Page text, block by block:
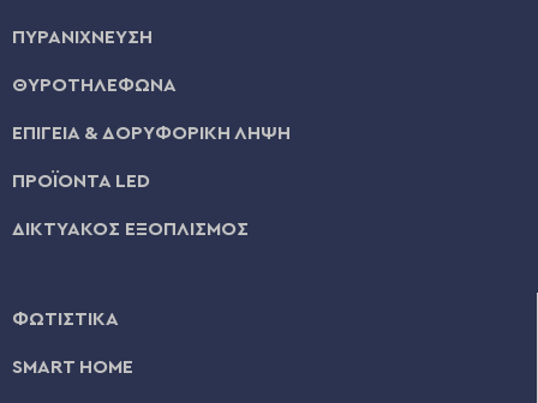
ΠΥΡΑΝΙΧΝΕΥΣΗ
ΘΥΡΟΤΗΛΕΦΩΝΑ
ΕΠΙΓΕΙΑ & ΔΟΡΥΦΟΡΙΚΗ ΛΗΨΗ
ΠΡΟΪΟΝΤΑ LED
ΔΙΚΤΥΑΚΟΣ ΕΞΟΠΛΙΣΜΟΣ
ΦΩΤΙΣΤΙΚΑ
SMART HOME